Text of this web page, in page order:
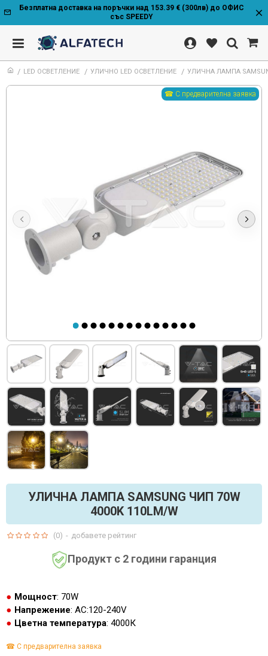
Безплатна доставка на поръчки над 153.39 € (300лв) до ОФИС
със SPEEDY
LED ОСВЕТЛЕНИЕ УЛИЧНО LED ОСВЕТЛЕНИЕ УЛИЧНА ЛАМПА
☎ С предварителна заявка
УЛИЧНА ЛАМПА SAMSUNG ЧИП 70W
4000K 110LM/W
Продукт с 2 години гаранция
Мощност: 70W
Напрежение: AC:120-240V
Цветна температура: 4000К
☎ С предварителна заявка
(0) - добавете рейтинг